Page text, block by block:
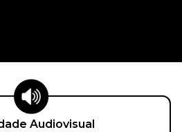
Audiovisual